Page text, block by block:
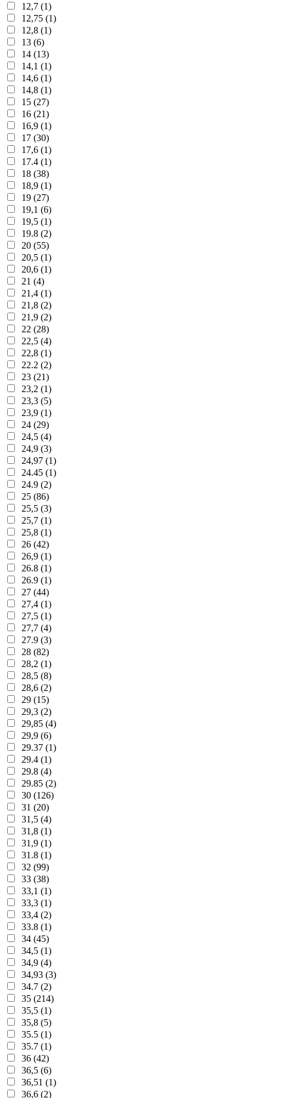
12,7 (1)
12,75 (1)
12,8 (1)
13 (6)
14 (13)
14,1 (1)
14,6 (1)
14,8 (1)
15 (27)
16 (21)
16,9 (1)
17 (30)
17,6 (1)
17.4 (1)
18 (38)
18,9 (1)
19 (27)
19,1 (6)
19,5 (1)
19.8 (2)
20 (55)
20,5 (1)
20,6 (1)
21 (4)
21,4 (1)
21,8 (2)
21,9 (2)
22 (28)
22,5 (4)
22,8 (1)
22.2 (2)
23 (21)
23,2 (1)
23,3 (5)
23,9 (1)
24 (29)
24,5 (4)
24,9 (3)
24,97 (1)
24.45 (1)
24.9 (2)
25 (86)
25,5 (3)
25,7 (1)
25,8 (1)
26 (42)
26,9 (1)
26.8 (1)
26.9 (1)
27 (44)
27,4 (1)
27,5 (1)
27,7 (4)
27.9 (3)
28 (82)
28,2 (1)
28,5 (8)
28,6 (2)
29 (15)
29,3 (2)
29,85 (4)
29,9 (6)
29.37 (1)
29.4 (1)
29.8 (4)
29.85 (2)
30 (126)
31 (20)
31,5 (4)
31,8 (1)
31,9 (1)
31.8 (1)
32 (99)
33 (38)
33,1 (1)
33,3 (1)
33,4 (2)
33.8 (1)
34 (45)
34,5 (1)
34,9 (4)
34,93 (3)
34.7 (2)
35 (214)
35,5 (1)
35,8 (5)
35.5 (1)
35.7 (1)
36 (42)
36,5 (6)
36,51 (1)
36,6 (2)